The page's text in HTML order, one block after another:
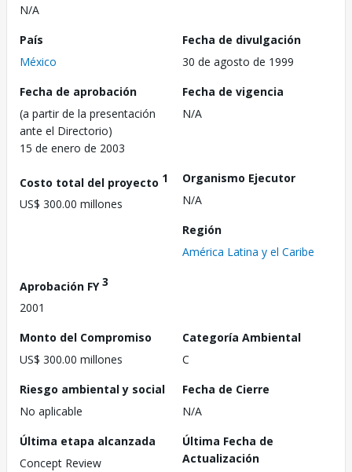
N/A
País
México
Fecha de divulgación
30 de agosto de 1999
Fecha de aprobación
(a partir de la presentación
ante el Directorio)
15 de enero de 2003
Fecha de vigencia
N/A
Costo total del proyecto 1
US$ 300.00 millones
Organismo Ejecutor
N/A
Región
América Latina y el Caribe
Aprobación FY3
2001
Monto del Compromiso
US$ 300.00 millones
Categoría Ambiental
C
Riesgo ambiental y social
No aplicable
Fecha de Cierre
N/A
Última etapa alcanzada
Concept Review
Última Fecha de
Actualización